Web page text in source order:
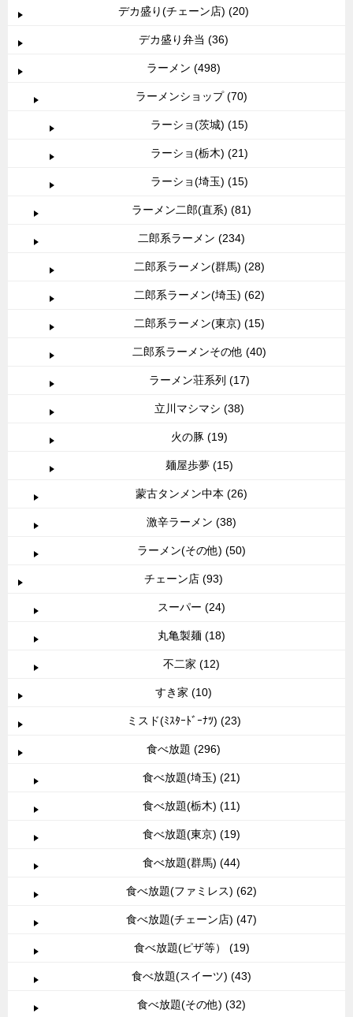
デカ盛り(チェーン店) (20)
デカ盛り弁当 (36)
ラーメン (498)
ラーメンショップ (70)
ラーショ(茨城) (15)
ラーショ(栃木) (21)
ラーショ(埼玉) (15)
ラーメン二郎(直系) (81)
二郎系ラーメン (234)
二郎系ラーメン(群馬) (28)
二郎系ラーメン(埼玉) (62)
二郎系ラーメン(東京) (15)
二郎系ラーメンその他 (40)
ラーメン荘系列 (17)
立川マシマシ (38)
火の豚 (19)
麺屋歩夢 (15)
蒙古タンメン中本 (26)
激辛ラーメン (38)
ラーメン(その他) (50)
チェーン店 (93)
スーパー (24)
丸亀製麺 (18)
不二家 (12)
すき家 (10)
ミスド(ﾐｽﾀｰﾄﾞｰﾅﾂ) (23)
食べ放題 (296)
食べ放題(埼玉) (21)
食べ放題(栃木) (11)
食べ放題(東京) (19)
食べ放題(群馬) (44)
食べ放題(ファミレス) (62)
食べ放題(チェーン店) (47)
食べ放題(ピザ等） (19)
食べ放題(スイーツ) (43)
食べ放題(その他) (32)